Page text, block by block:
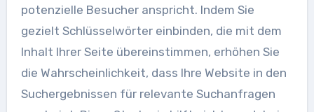
potenzielle Besucher anspricht. Indem Sie
gezielt Schlüsselwörter einbinden, die mit dem
Inhalt Ihrer Seite übereinstimmen, erhöhen Sie
die Wahrscheinlichkeit, dass Ihre Website in den
Suchergebnissen für relevante Suchanfragen